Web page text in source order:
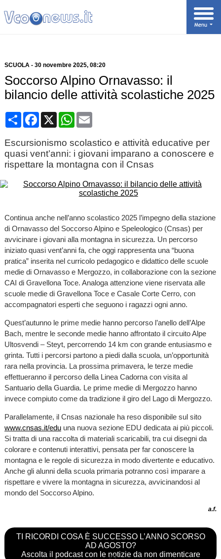
SCUOLA- 30 novembre 2025, 08:20
Soccorso Alpino Ornavasso: il
bilancio delle attività scolastiche 2025
CondividiFacebook
X WhatsApp
Email
Escursionismo scolastico e attività educative per
quasi vent’anni: i giovani imparano a conoscere e
rispettare la montagna con il Cnsas
Continua anche nell’anno scolastico 2025 l’impegno della stazione
di Ornavasso del Soccorso Alpino e Speleologico (Cnsas) per
avvicinare i giovani alla montagna in sicurezza. Un percorso
iniziato quasi vent’anni fa, che oggi rappresenta una “buona
pratica” inserita nel curricolo pedagogico e didattico delle scuole
medie di Ornavasso e Mergozzo, in collaborazione con la sezione
CAI di Gravellona Toce. Analoga attenzione viene riservata alle
scuole medie di Gravellona Toce e Casale Corte Cerro, con
accompagnatori esperti che seguono i ragazzi ogni anno.
Quest’autunno le prime medie hanno percorso l’anello dell’Alpe
Bach, mentre le seconde medie hanno affrontato il circuito Alpe
Ultosvendi – Steyt, percorrendo 14 km con grande entusiasmo e
grinta. Tutti i percorsi partono a piedi dalla scuola, un’opportunità
rara nella provincia. La prossima primavera, le terze medie
effettueranno il percorso della Linea Cadorna con visita al
Santuario della Guardia. Le prime medie di Mergozzo hanno
invece compiuto come da tradizione il giro del Lago di Mergozzo.
Parallelamente, il Cnsas nazionale ha reso disponibile sul sito
www.cnsas.it/eduuna nuova sezione EDU dedicata ai più piccoli.
Si tratta di una raccolta di materiali scaricabili, tra cui disegni da
colorare e contenuti interattivi, pensata per far conoscere la
montagna e le regole di sicurezza in modo divertente e educativo.
Anche gli alunni della scuola primaria potranno così imparare a
rispettare e vivere la montagna in sicurezza, avvicinandosi al
mondo del Soccorso Alpino.
a.f.
TI RICORDI COSA È SUCCESSO L’ANNO SCORSO
AD AGOSTO?
Ascolta il podcast con le notizie da non dimenticare